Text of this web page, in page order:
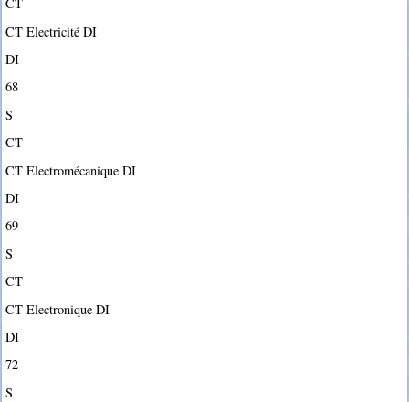
CT Electricité DI
DI
68
S
CT
CT Electromécanique DI
DI
69
S
CT
CT Electronique DI
DI
72
S